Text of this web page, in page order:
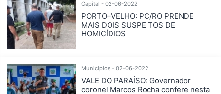
Capital - 02-06-2022
PORTO–VELHO: PC/RO PRENDE
MAIS DOIS SUSPEITOS DE
HOMICÍDIOS
Municípios - 02-06-2022
VALE DO PARAÍSO: Governador
coronel Marcos Rocha confere nesta